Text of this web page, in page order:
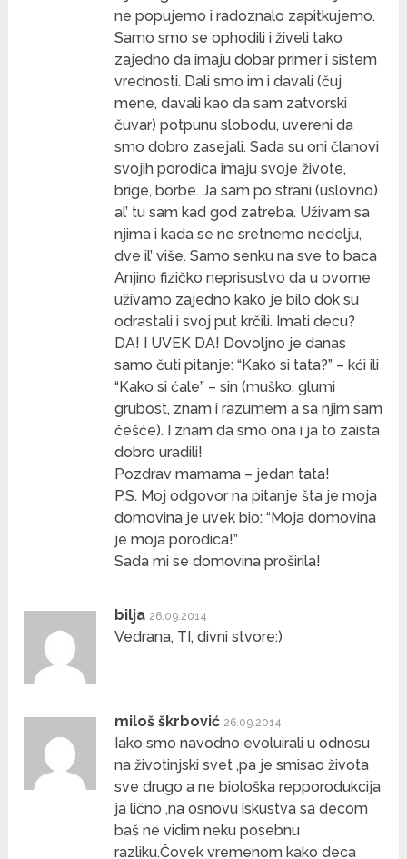
ne popujemo i radoznalo zapitkujemo.
Samo smo se ophodili i živeli tako
zajedno da imaju dobar primer i sistem
vrednosti. Dali smo im i davali (čuj
mene, davali kao da sam zatvorski
čuvar) potpunu slobodu, uvereni da
smo dobro zasejali. Sada su oni članovi
svojih porodica imaju svoje živote,
brige, borbe. Ja sam po strani (uslovno)
al’ tu sam kad god zatreba. Uživam sa
njima i kada se ne sretnemo nedelju,
dve il’ više. Samo senku na sve to baca
Anjino fizičko neprisustvo da u ovome
uživamo zajedno kako je bilo dok su
odrastali i svoj put krčili. Imati decu?
DA! I UVEK DA! Dovoljno je danas
samo čuti pitanje: “Kako si tata?” – kći ili
“Kako si ćale” – sin (muško, glumi
grubost, znam i razumem a sa njim sam
češće). I znam da smo ona i ja to zaista
dobro uradili!
Pozdrav mamama – jedan tata!
P.S. Moj odgovor na pitanje šta je moja
domovina je uvek bio: “Moja domovina
je moja porodica!”
Sada mi se domovina proširila!
bilja 26.09.2014
Vedrana, TI, divni stvore:)
miloš škrbović 26.09.2014
Iako smo navodno evoluirali u odnosu
na životinjski svet ,pa je smisao života
sve drugo a ne biološka repporodukcija
ja lično ,na osnovu iskustva sa decom
baš ne vidim neku posebnu
razliku.Čovek vremenom kako deca